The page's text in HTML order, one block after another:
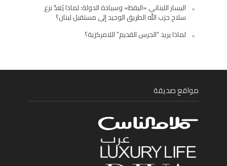
اليسار اللبناني «اليقظ» وسيادة الدولة: لماذا يُعدّ نزع
سلاح حزب الله الطريق الوحيد إلى مستقبل لبنان؟
لماذا يريد “الحرس القديم” اللامركزية؟
مواقع صديقة